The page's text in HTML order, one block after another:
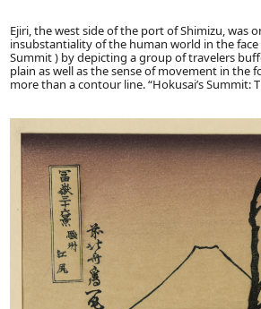
Ejiri, the west side of the port of Shimizu, was
insubstantiality of the human world in the
Summit ) by depicting a group of travelers
plain as well as the sense of movement in
more than a contour line. “Hokusai’s Summit: